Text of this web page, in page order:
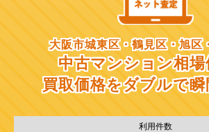
大阪市城東区・鶴見区・旭区
中古マンション相場
買取価格をダブルで瞬
利用件数